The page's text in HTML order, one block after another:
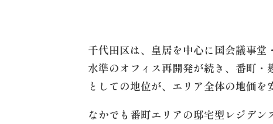
千代田区は、皇居を中心に国会議事
水準のオフィス再開発が続き、番町
としての地位が、エリア全体の地価を
なかでも番町エリアの邸宅型レジデン